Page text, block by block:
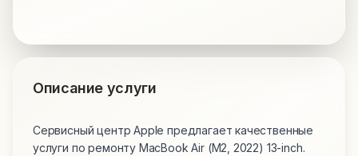
Описание услуги
Сервисный центр Apple предлагает качественные
услуги по ремонту MacBook Air (M2, 2022) 13-inch.